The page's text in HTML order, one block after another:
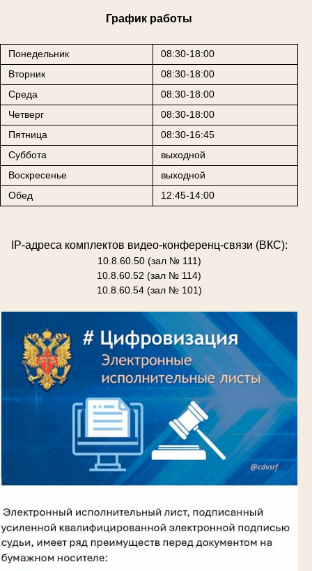
График работы
Понедельник
08:30-18:00
Вторник
08:30-18:00
Среда
08:30-18:00
Четверг
08:30-18:00
Пятница
08:30-16:45
Суббота
выходной
Воскресенье
выходной
Обед
12:45-14:00
IP-адреса комплектов видео-конференц-связи (ВКС):
10.8.60.50 (зал № 111)
10.8.60.52 (зал № 114)
10.8.60.54 (зал № 101)